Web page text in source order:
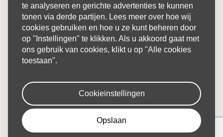
te analyseren en gerichte advertenties te kunnen
tonen via derde partijen. Lees meer over hoe wij
cookies gebruiken en hoe u ze kunt beheren door
op "Instellingen" te klikken. Als u akkoord gaat met
ons gebruik van cookies, klikt u op "Alle cookies
toestaan".
Cookieinstellingen
Opslaan